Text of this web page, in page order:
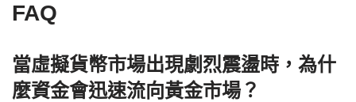
FAQ
當虛擬貨幣市場出現劇烈震盪時，為什
麼資金會迅速流向黃金市場？